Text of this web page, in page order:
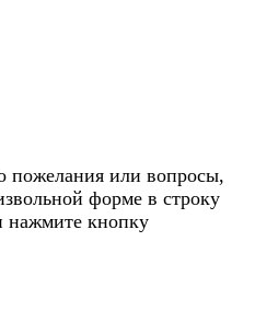
пожелания или вопросы,
форме в строку
нажмите кнопку